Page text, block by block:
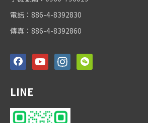
電話：886-4-8392830
傳真：886-4-8392860
LINE